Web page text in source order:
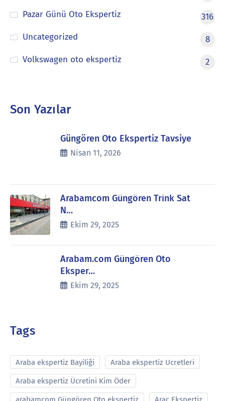
Pazar Günü Oto Ekspertiz
316
Uncategorized
8
Volkswagen oto ekspertiz
2
Son Yazılar
Güngören Oto Ekspertiz Tavsiye
Nisan 11, 2026
Arabamcom Güngören Trink Sat
N…
Ekim 29, 2025
Arabam.com Güngören Oto
Eksper…
Ekim 29, 2025
Tags
Araba ekspertiz Bayiliği Araba ekspertiz Ucretleri
Araba ekspertiz Ücretini Kim Öder